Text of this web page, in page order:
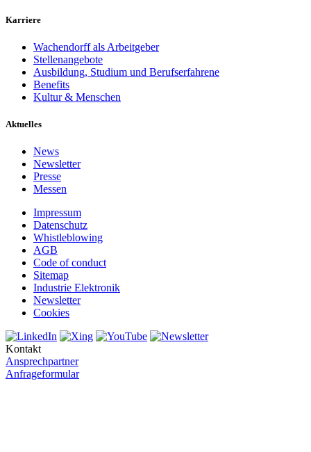
Karriere
Wachendorff als Arbeitgeber
Stellenangebote
Ausbildung, Studium und Berufserfahrene
Benefits
Kultur & Menschen
Aktuelles
News
Newsletter
Presse
Messen
Impressum
Datenschutz
Whistleblowing
AGB
Code of conduct
Sitemap
Industrie Elektronik
Newsletter
Cookies
Kontakt
Ansprechpartner
Anfrageformular